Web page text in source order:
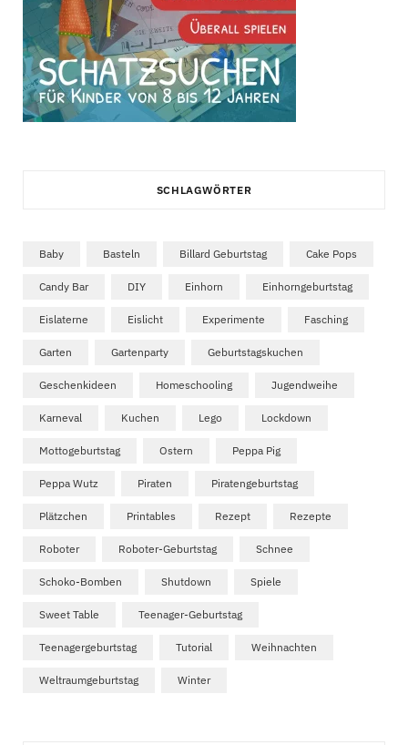
SCHLAGWÖRTER
Baby Basteln Billard Geburtstag Cake Pops
Candy Bar DIY Einhorn Einhorngeburtstag
Eislaterne Eislicht Experimente Fasching
Garten Gartenparty Geburtstagskuchen
Geschenkideen Homeschooling Jugendweihe
Karneval Kuchen Lego Lockdown
Mottogeburtstag Ostern Peppa Pig
Peppa Wutz Piraten Piratengeburtstag
Plätzchen Printables Rezept Rezepte
Roboter Roboter-Geburtstag Schnee
Schoko-Bomben Shutdown Spiele
Sweet Table Teenager-Geburtstag
Teenagergeburtstag Tutorial Weihnachten
Weltraumgeburtstag Winter